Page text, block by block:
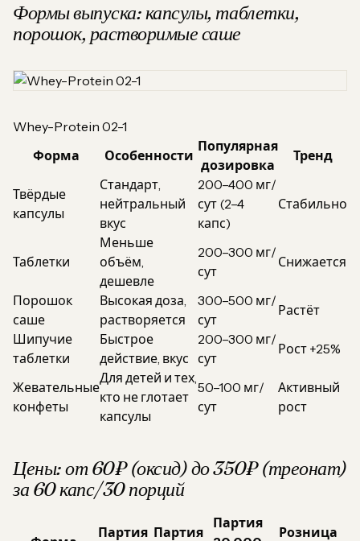
Формы выпуска: капсулы, таблетки,
порошок, растворимые саше
Whey-Protein 02-1
Форма
Особенности
Популярная
дозировка
Тренд
Твёрдые
капсулы
Стандарт,
нейтральный
вкус
200–400 мг/
сут (2–4
капс)
Стабильно
Таблетки
Меньше
объём,
дешевле
200–300 мг/
сут
Снижается
Порошок
саше
Высокая доза,
растворяется
300–500 мг/
сут
Растёт
Шипучие
таблетки
Быстрое
действие, вкус
200–300 мг/
сут
Рост +25%
Жевательные
конфеты
Для детей и тех,
кто не глотает
капсулы
50–100 мг/
сут
Активный
рост
Цены: от 60₽ (оксид) до 350₽ (треонат)
за 60 капс/30 порций
Партия Партия
Партия
Розница